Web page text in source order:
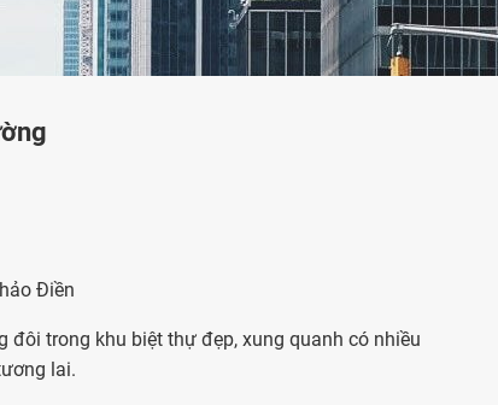
Điền
trong khu biệt thự đẹp, xung quanh có nhiều
lai.